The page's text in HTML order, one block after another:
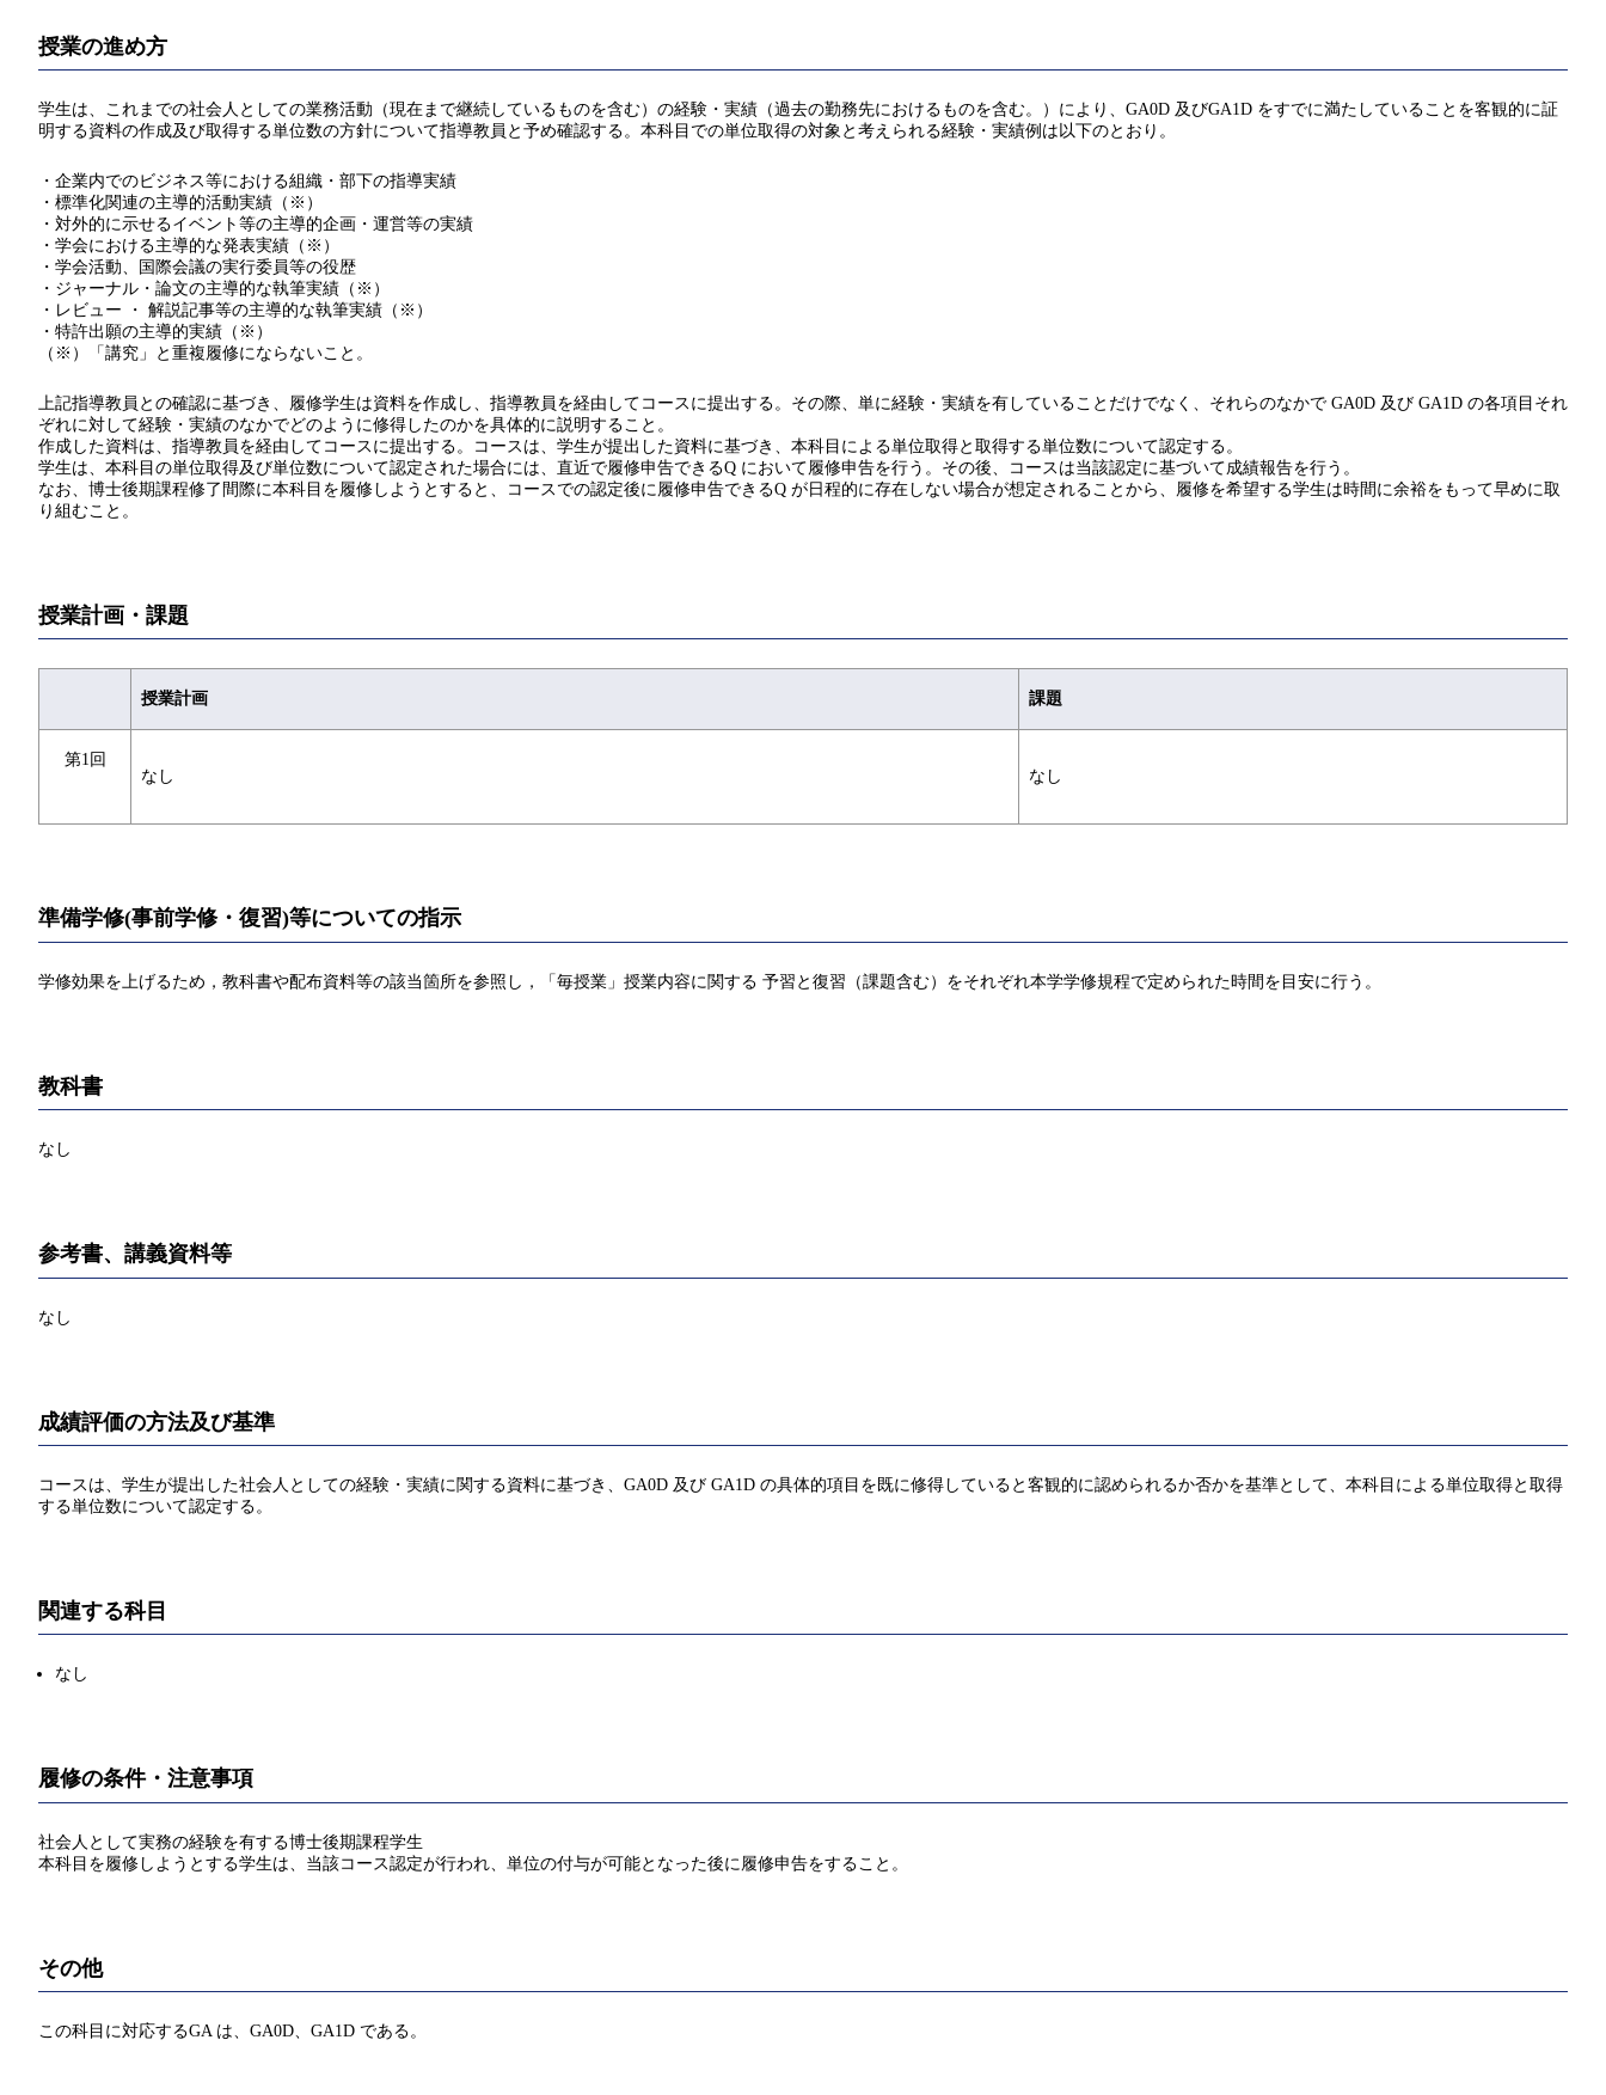
授業の進め方
学生は、これまでの社会人としての業務活動（現在まで継続しているものを含む）の経験・実績（過去の勤務先におけるものを含む。）により、GA0D 及びGA1D をすでに満たしていることを客観的に証
明する資料の作成及び取得する単位数の方針について指導教員と予め確認する。本科目での単位取得の対象と考えられる経験・実績例は以下のとおり。
・企業内でのビジネス等における組織・部下の指導実績
・標準化関連の主導的活動実績（※）
・対外的に示せるイベント等の主導的企画・運営等の実績
・学会における主導的な発表実績（※）
・学会活動、国際会議の実行委員等の役歴
・ジャーナル・論文の主導的な執筆実績（※）
・レビュー ・ 解説記事等の主導的な執筆実績（※）
・特許出願の主導的実績（※）
（※）「講究」と重複履修にならないこと。
上記指導教員との確認に基づき、履修学生は資料を作成し、指導教員を経由してコースに提出する。その際、単に経験・実績を有していることだけでなく、それらのなかで GA0D 及び GA1D の各項目それ
ぞれに対して経験・実績のなかでどのように修得したのかを具体的に説明すること。
作成した資料は、指導教員を経由してコースに提出する。コースは、学生が提出した資料に基づき、本科目による単位取得と取得する単位数について認定する。
学生は、本科目の単位取得及び単位数について認定された場合には、直近で履修申告できるQ において履修申告を行う。その後、コースは当該認定に基づいて成績報告を行う。
なお、博士後期課程修了間際に本科目を履修しようとすると、コースでの認定後に履修申告できるQ が日程的に存在しない場合が想定されることから、履修を希望する学生は時間に余裕をもって早めに取
り組むこと。
授業計画・課題
授業計画 課題
第1回
なし
なし
準備学修(事前学修・復習)等についての指示
学修効果を上げるため，教科書や配布資料等の該当箇所を参照し，「毎授業」授業内容に関する 予習と復習（課題含む）をそれぞれ本学学修規程で定められた時間を目安に行う。
教科書
なし
参考書、講義資料等
なし
成績評価の方法及び基準
コースは、学生が提出した社会人としての経験・実績に関する資料に基づき、GA0D 及び GA1D の具体的項目を既に修得していると客観的に認められるか否かを基準として、本科目による単位取得と取得
する単位数について認定する。
関連する科目
なし
履修の条件・注意事項
社会人として実務の経験を有する博士後期課程学生
本科目を履修しようとする学生は、当該コース認定が行われ、単位の付与が可能となった後に履修申告をすること。
その他
この科目に対応するGA は、GA0D、GA1D である。